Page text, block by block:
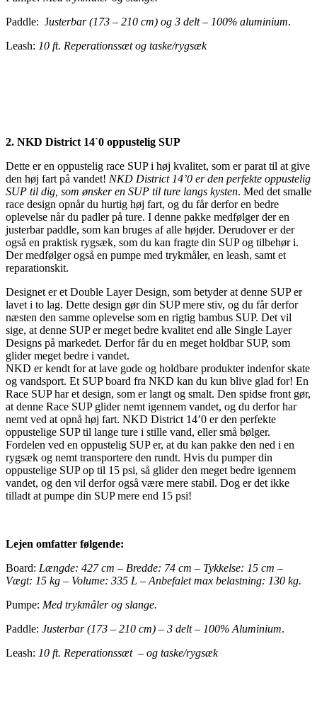
Paddle: Justerbar (173 – 210 cm) og 3 delt – 100% aluminium.
Leash: 10 ft. Reperationssæt og taske/rygsæk
2. NKD District 14`0 oppustelig SUP
Dette er en oppustelig race SUP i høj kvalitet, som er parat til at give
den høj fart på vandet! NKD District 14’0 er den perfekte oppustelig
SUP til dig, som ønsker en SUP til ture langs kysten. Med det smalle
race design opnår du hurtig høj fart, og du får derfor en bedre
oplevelse når du padler på ture. I denne pakke medfølger der en
justerbar paddle, som kan bruges af alle højder. Derudover er der
også en praktisk rygsæk, som du kan fragte din SUP og tilbehør i.
Der medfølger også en pumpe med trykmåler, en leash, samt et
reparationskit.
Designet er et Double Layer Design, som betyder at denne SUP er
lavet i to lag. Dette design gør din SUP mere stiv, og du får derfor
næsten den samme oplevelse som en rigtig bambus SUP. Det vil
sige, at denne SUP er meget bedre kvalitet end alle Single Layer
Designs på markedet. Derfor får du en meget holdbar SUP, som
glider meget bedre i vandet.
NKD er kendt for at lave gode og holdbare produkter indenfor skate
og vandsport. Et SUP board fra NKD kan du kun blive glad for! En
Race SUP har et design, som er langt og smalt. Den spidse front gør,
at denne Race SUP glider nemt igennem vandet, og du derfor har
nemt ved at opnå høj fart. NKD District 14’0 er den perfekte
oppustelige SUP til lange ture i stille vand, eller små bølger.
Fordelen ved en oppustelig SUP er, at du kan pakke den ned i en
rygsæk og nemt transportere den rundt. Hvis du pumper din
oppustelige SUP op til 15 psi, så glider den meget bedre igennem
vandet, og den vil derfor også være mere stabil. Dog er det ikke
tilladt at pumpe din SUP mere end 15 psi!
Lejen omfatter følgende:
Board​: Længde: 427 cm – Bredde: 74 cm – Tykkelse: 15 cm –
Vægt: 15 kg – Volume: 335 L – Anbefalet max belastning: 130 kg.
Pumpe: Med trykmåler og slange.
Paddle: Justerbar (173 – 210 cm) – 3 delt – 100% Aluminium.
Leash: 10 ft. Reperationssæt – og taske/rygsæk